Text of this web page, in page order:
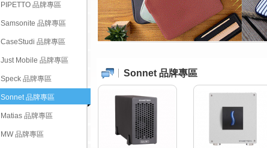
PIPETTO 品牌專區
Samsonite 品牌專區
CaseStudi 品牌專區
Just Mobile 品牌專區
Speck 品牌專區
Sonnet 品牌專區
Matias 品牌專區
MW 品牌專區
Sonnet 品牌專區